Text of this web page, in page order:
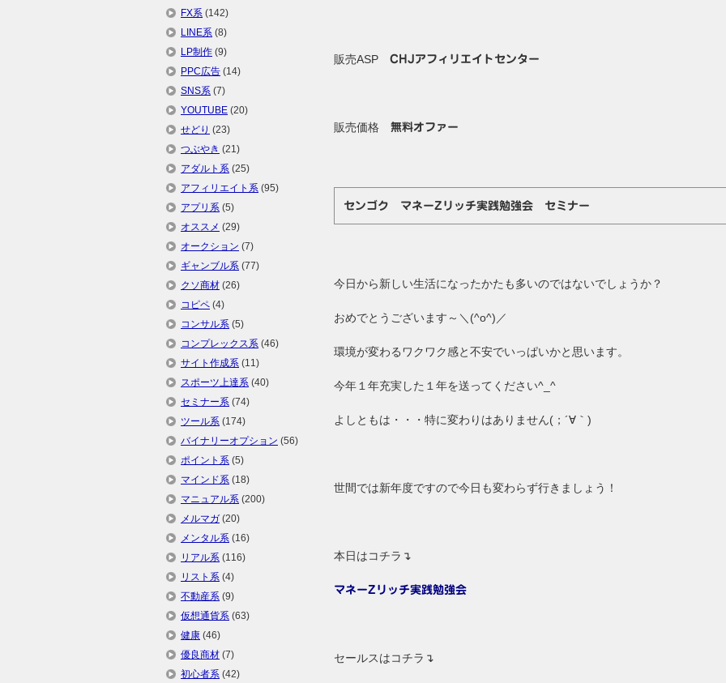
販売ASPCHJアフィリエイトセンター
販売価格無料オファー
センゴク マネーZリッチ実践勉強会 セミナー
今日から新しい生活になったかたも多いのではないでしょうか？
おめでとうございます～＼(^o^)／
環境が変わるワクワク感と不安でいっぱいかと思います。
今年１年充実した１年を送ってください^_^
よしともは・・・特に変わりはありません(；´∀｀)
世間では新年度ですので今日も変わらず行きましょう！
本日はコチラ↴
マネーZリッチ実践勉強会
セールスはコチラ↴
FX系 (142)
LINE系 (8)
LP制作 (9)
PPC広告 (14)
SNS系 (7)
YOUTUBE (20)
せどり (23)
つぶやき (21)
アダルト系 (25)
アフィリエイト系 (95)
アプリ系 (5)
オススメ (29)
オークション (7)
ギャンブル系 (77)
クソ商材 (26)
コピペ (4)
コンサル系 (5)
コンプレックス系 (46)
サイト作成系 (11)
スポーツ上達系 (40)
セミナー系 (74)
ツール系 (174)
バイナリーオプション (56)
ポイント系 (5)
マインド系 (18)
マニュアル系 (200)
メルマガ (20)
メンタル系 (16)
リアル系 (116)
リスト系 (4)
不動産系 (9)
仮想通貨系 (63)
健康 (46)
優良商材 (7)
初心者系 (42)